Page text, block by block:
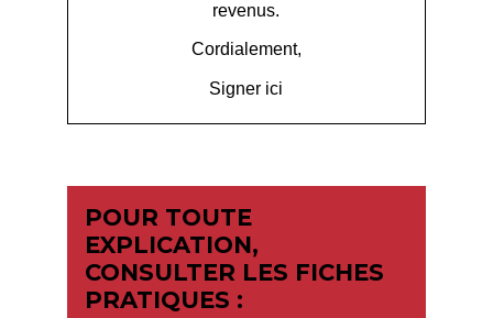
revenus.
Cordialement,
Signer ici
POUR TOUTE
EXPLICATION,
CONSULTER LES FICHES
PRATIQUES :